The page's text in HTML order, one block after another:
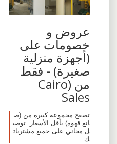
عروض و
خصومات على
(أجهزة منزلية
صغيرة) - فقط
من (Cairo
Sales
تصفح مجموعة كبيرة من (ص
انع قهوة) بأقل الأسعار. توصي
ل مجاني على جميع مشتريات
ك